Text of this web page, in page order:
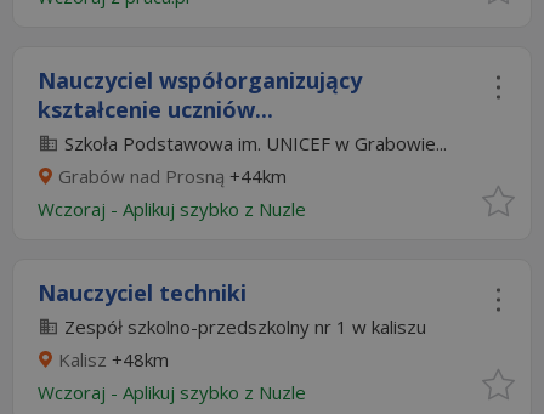
Nauczyciel współorganizujący
kształcenie uczniów...
Szkoła Podstawowa im. UNICEF w Grabowie...
Grabów nad Prosną +44km
Wczoraj - Aplikuj szybko z Nuzle
Nauczyciel techniki
Zespół szkolno-przedszkolny nr 1 w kaliszu
Kalisz +48km
Wczoraj - Aplikuj szybko z Nuzle